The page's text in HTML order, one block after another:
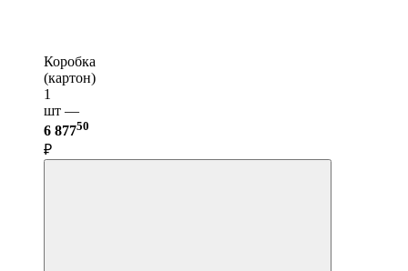
Коробка
(картон)
1
шт —
6 87750
₽